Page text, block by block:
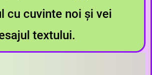
cu cuvinte noi și vei
textului.